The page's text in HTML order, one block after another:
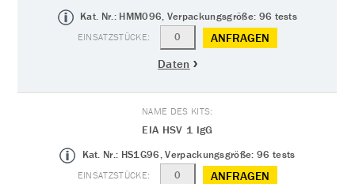
Kat. Nr.: HMM096, Verpackungsgröße: 96 tests
ANFRAGEN
Daten
EIA HSV 1 IgG
Kat. Nr.: HS1G96, Verpackungsgröße: 96 tests
ANFRAGEN